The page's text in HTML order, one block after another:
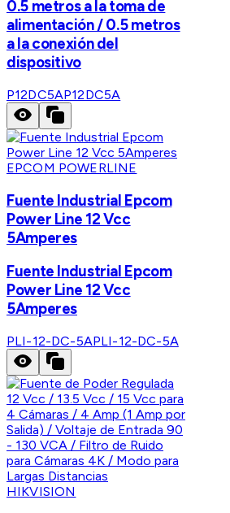
0.5 metros a la toma de
alimentación / 0.5 metros
a la conexión del
dispositivo
P12DC5AP12DC5A
EPCOM POWERLINE
Fuente Industrial Epcom
Power Line 12 Vcc
5Amperes
Fuente Industrial Epcom
Power Line 12 Vcc
5Amperes
PLI-12-DC-5APLI-12-DC-5A
HIKVISION